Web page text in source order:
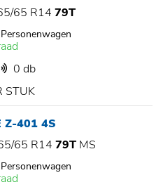
65 R14 79T
0 db
STUK
Z-401 4S
65 R14 79T MS